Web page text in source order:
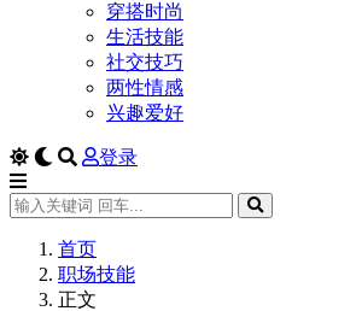
穿搭时尚
生活技能
社交技巧
两性情感
兴趣爱好
登录
首页
职场技能
正文